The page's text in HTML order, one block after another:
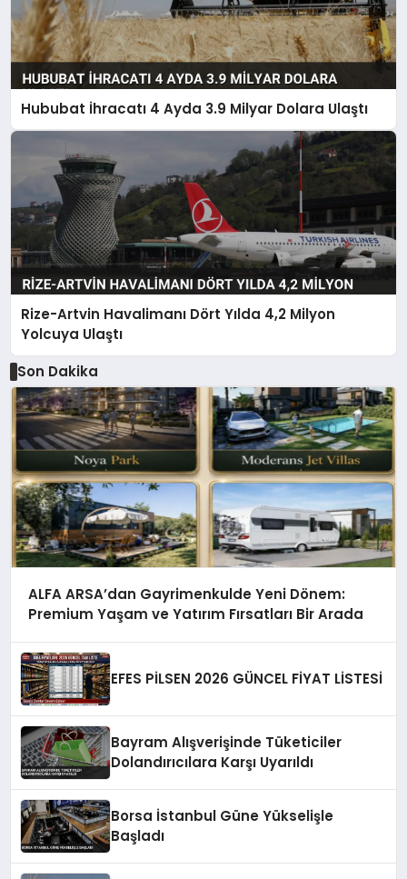
Hububat İhracatı 4 Ayda 3.9 Milyar Dolara Ulaştı
Rize-Artvin Havalimanı Dört Yılda 4,2 Milyon
Yolcuya Ulaştı
Son Dakika
ALFA ARSA’dan Gayrimenkulde Yeni Dönem:
Premium Yaşam ve Yatırım Fırsatları Bir Arada
EFES PİLSEN 2026 GÜNCEL FİYAT LİSTESİ
Bayram Alışverişinde Tüketiciler
Dolandırıcılara Karşı Uyarıldı
Borsa İstanbul Güne Yükselişle
Başladı